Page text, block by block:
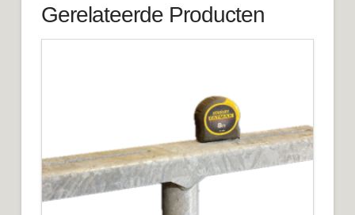
Gerelateerde Producten